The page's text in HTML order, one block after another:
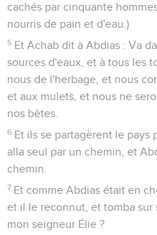
cachés par cinquante
nourris de pain et d'eau.)
5 Et Achab dit à Abdias : Va
sources d'eaux, et à tous les
nous de l'herbage, et nous
et aux mulets, et nous ne
nos bêtes.
6 Et ils se partagèrent le pays
alla seul par un chemin, et
chemin.
7 Et comme Abdias était en
et il le reconnut, et tomba sur
mon seigneur Élie ?